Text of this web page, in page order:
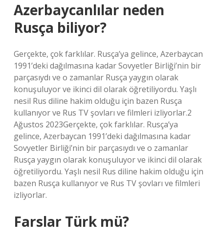
Azerbaycanlılar neden
Rusça biliyor?
Gerçekte, çok farklılar. Rusça’ya gelince, Azerbaycan
1991’deki dağılmasına kadar Sovyetler Birliği’nin bir
parçasıydı ve o zamanlar Rusça yaygın olarak
konuşuluyor ve ikinci dil olarak öğretiliyordu. Yaşlı
nesil Rus diline hakim olduğu için bazen Rusça
kullanıyor ve Rus TV şovları ve filmleri izliyorlar.2
Ağustos 2023Gerçekte, çok farklılar. Rusça’ya
gelince, Azerbaycan 1991’deki dağılmasına kadar
Sovyetler Birliği’nin bir parçasıydı ve o zamanlar
Rusça yaygın olarak konuşuluyor ve ikinci dil olarak
öğretiliyordu. Yaşlı nesil Rus diline hakim olduğu için
bazen Rusça kullanıyor ve Rus TV şovları ve filmleri
izliyorlar.
Farslar Türk mü?